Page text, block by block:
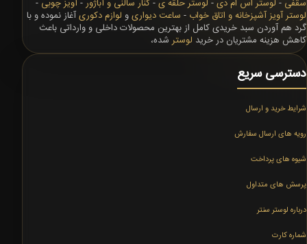
سقفی - لوستر اس ام دی- لوستر حلقه ی-کنار سالنی و آباژور-آویز چوبی -
لوستر آویز آشپزخانه و اتاق خواب - ساعت دیواریو لوازم دکوریآغاز نموده و با
گرد هم آوردن سبد خریدی کامل از بهترین محصولات داخلی و وارداتی باعث
کاهش هزینه مشتریان در خرید لوستر شده،
دسترسی سریع
شرایط خرید و ارسال
رویه های ارسال سفارش
شیوه های پرداخت
پرسش های متداول
درباره لوستر سنتر
شماره کارت